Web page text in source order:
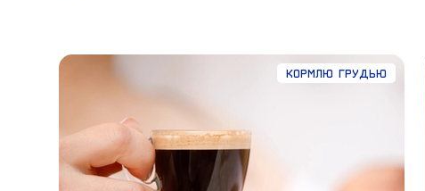
Кормлю грудью